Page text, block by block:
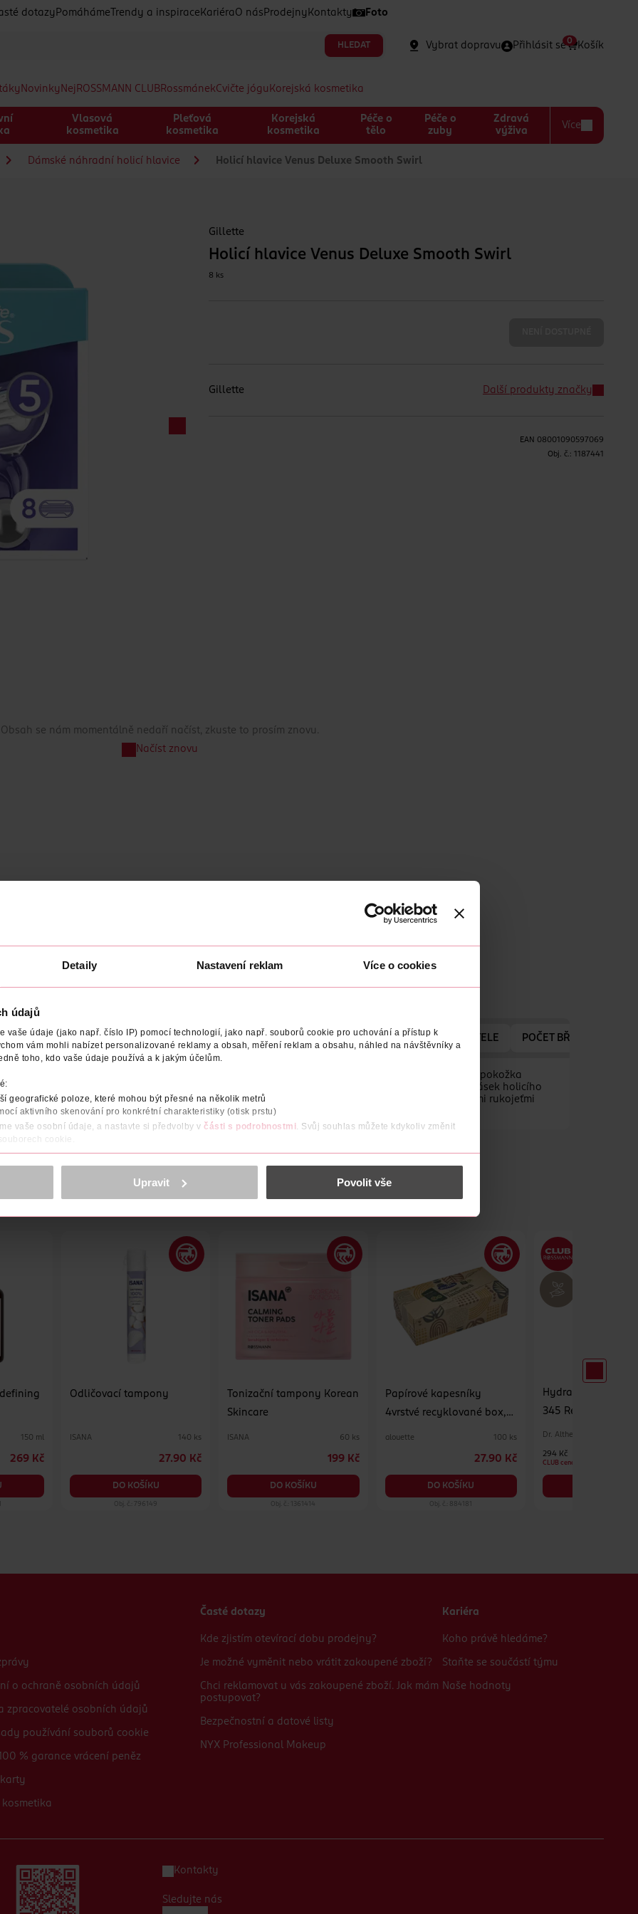
Detaily Nastavení reklam Více o cookies
údajů
vaše údaje (jako např. číslo IP) pomocí technologií, jako např. souborů cookie pro uchování a přístup k
vám mohli nabízet personalizované reklamy a obsah, měření reklam a obsahu, náhled na návštěvníky a
toho, kdo vaše údaje používá a k jakým účelům.
geografické poloze, které mohou být přesné na několik metrů
aktivního skenování pro konkrétní charakteristiky (otisk prstu)
vaše osobní údaje, a nastavte si předvolby v části s podrobnostmi. Svůj souhlas můžete kdykoliv změnit
cookie.
a reklam, funkcí sociálních médií, analýze návštěvnosti, které mohou nést osobní údaje.
osobních údajů.
<
Upravit Povolit vše
dotazy Pomáháme Trendy a inspirace Kariéra O nás Prodejny Kontakty Foto
HLEDAT Vybrat dopravu Přihlásit se Košík
0
Novinky Nej ROSSMANN CLUBRossmánekCvičte jógu Korejská kosmetika
Vlasová
kosmetika
Pleťová
kosmetika
Korejská
kosmetika
Péče o
tělo
Péče o
zuby
Zdravá
výživa
Více
Dámské náhradní holicí hlavice Holicí hlavice Venus Deluxe Smooth Swirl
Gillette
Holicí hlavice Venus Deluxe Smooth Swirl
8 ks
Gillette Další produkty značky
EAN 08001090597069
Obj. č.: 1187441
Obsah se nám momentálně nedaří načíst, zkuste to prosím znovu.
Načíst znovu
DODAVATEL POČET NÁZEV VÝROBCE/DODAVATELE ADRESA VÝROBCE/DODAVATELE POČET BŘITŮ
s ohledem na ženské tělo. Díky dámským holicím strojkům Venus Deluxe Smooth Swirl zůstane pokožka
super hladké oholení. Holí chloupky blíže pokožce, která tak vydrží hladká déle. Zvlhčující pásek holicího
před poškrábáním a pořezáním. Všechny náhradní holicí hlavice Venus lze používat se všemi rukojeťmi
Venus pro úpravu linie bikin).
150 ml
269 Kč
Odličovací tampony
ISANA 140 ks
27.90 Kč
DO KOŠÍKU
Obj. č.: 796149
Tonizační tampony Korean
Skincare
ISANA 60 ks
199 Kč
DO KOŠÍKU
Obj. č.: 1361414
Papírové kapesníky
4vrstvé recyklované box,
alouette 100 ks
27.90 Kč
DO KOŠÍKU
Obj. č.: 884181
Hydratační
345 Relief Cream
Dr. Althea
294 Kč
CLUB cena
o ochraně osobních údajů
zpracovatelé osobních údajů
používání souborů cookie
% garance vrácení peněz
kosmetika
Časté dotazy
Kde zjistím otevírací dobu prodejny?
Je možné vyměnit nebo vrátit zakoupené zboží?
Chci reklamovat u vás zakoupené zboží. Jak mám
postupovat?
Bezpečnostní a datové listy
NYX Professional Makeup
Kariéra
Koho právě hledáme?
Staňte se součástí týmu
Naše hodnoty
Kontakty
Sledujte nás